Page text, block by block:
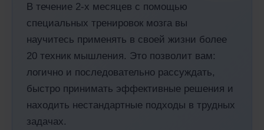
В течение 2-х месяцев с помощью
специальных тренировок мозга вы
научитесь применять в своей жизни более
20 техник мышления. Это позволит вам:
логично и последовательно рассуждать,
быстро принимать эффективные решения и
находить нестандартные подходы в трудных
задачах.